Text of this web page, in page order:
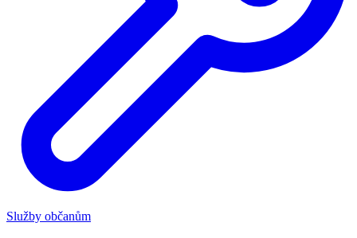
Služby občanům